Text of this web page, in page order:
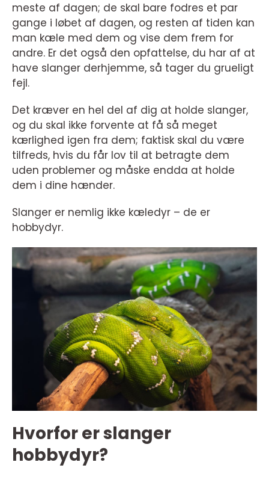
meste af dagen; de skal bare fodres et par
gange i løbet af dagen, og resten af tiden kan
man kæle med dem og vise dem frem for
andre. Er det også den opfattelse, du har af at
have slanger derhjemme, så tager du grueligt
fejl.
Det kræver en hel del af dig at holde slanger,
og du skal ikke forvente at få så meget
kærlighed igen fra dem; faktisk skal du være
tilfreds, hvis du får lov til at betragte dem
uden problemer og måske endda at holde
dem i dine hænder.
Slanger er nemlig ikke kæledyr – de er
hobbydyr.
Hvorfor er slanger
hobbydyr?